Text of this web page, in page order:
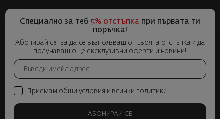
Специално за теб 5% отстъпка при първата ти
поръчка!
Абонирай се, за да се възползваш от своята отстъпка и да
получаваш още ексклузивни оферти и новини!
Приемам общи условия и всички политики
АБОНИРАЙ СЕ